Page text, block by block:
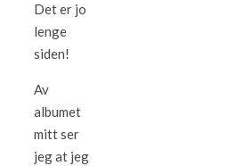
Det er jo
lenge
siden!
Av
albumet
mitt ser
jeg at jeg